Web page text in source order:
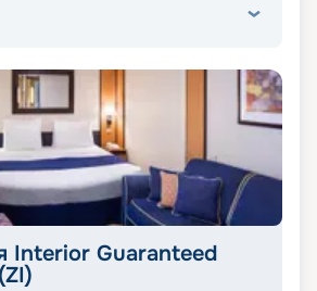
Interior Guaranteed